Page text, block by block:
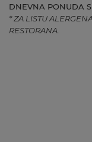
DNEVNA PONUDA
* ZA LISTU
RESTORANA.